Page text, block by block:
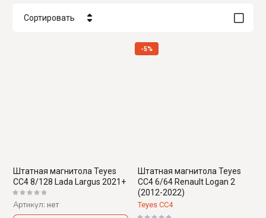
Сортировать
Штатная магнитола Teyes
CC4 8/128 Lada Largus 2021+
Артикул: нет
-5%
Штатная магнитола Teyes
CC4 6/64 Renault Logan 2
(2012-2022)
Teyes CC4